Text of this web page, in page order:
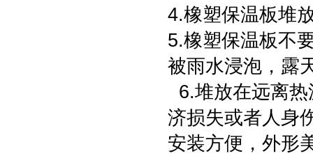
4.橡塑保温板堆
5.橡塑保温板不
被雨水浸泡，露
6.堆放在远离
济损失或者人身
安装方便，外形